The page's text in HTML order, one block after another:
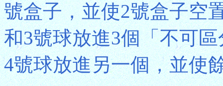
號盒子，並使2號盒子空
和3號球放進3個「不可
4號球放進另一個，並使